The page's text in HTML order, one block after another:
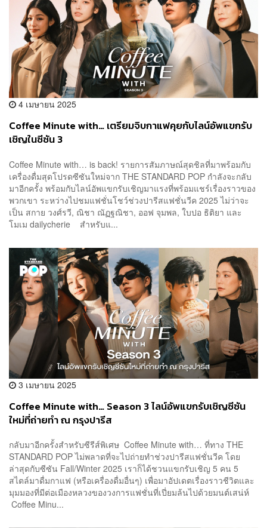
4 เมษายน 2025
Coffee Minute with… เตรียมจิบกาแฟคุยกับไลน์อัพแขกรับ
เชิญในซีซัน 3
Coffee Minute with… is back! รายการสัมภาษณ์สุดชิลที่มาพร้อมกับ
เครื่องดื่มสุดโปรดซีซันใหม่จาก THE STANDARD POP กำลังจะกลับ
มาอีกครั้ง พร้อมกับไลน์อัพแขกรับเชิญมาแรงที่พร้อมแชร์เรื่องราวของ
พวกเขา ระหว่างไปชมแฟชั่นโชว์ช่วงปารีสแฟชั่นวีค 2025 ไม่ว่าจะ
เป็น สกาย วงศ์รวี, ณิชา ณัฏฐณิชา, ออฟ จุมพล, ใบปอ ธิติยา และ
โมเม dailycherie สำหรับแ...
3 เมษายน 2025
Coffee Minute with… Season 3 ไลน์อัพแขกรับเชิญซีซัน
ใหม่ที่ถ่ายทำ ณ กรุงปารีส
กลับมาอีกครั้งสำหรับซีรีส์พิเศษ Coffee Minute with… ที่ทาง THE
STANDARD POP ไม่พลาดที่จะไปถ่ายทำช่วงปารีสแฟชั่นวีค โดย
ล่าสุดกับซีซัน Fall/Winter 2025 เราก็ได้ชวนแขกรับเชิญ 5 คน 5
สไตล์มาดื่มกาแฟ (หรือเครื่องดื่มอื่นๆ) เพื่อมาอัปเดตเรื่องราวชีวิตและ
มุมมองที่มีต่อเมืองหลวงของวงการแฟชั่นที่เปี่ยมล้นไปด้วยมนต์เสน่ห์
Coffee Minu...